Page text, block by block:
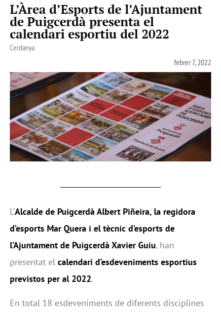
L’Àrea d’Esports de l’Ajuntament
de Puigcerdà presenta el
calendari esportiu del 2022
Cerdanya
febrer 7, 2022
L’Alcalde de Puigcerdà Albert Piñeira, la regidora
d’esports Mar Quera i el tècnic d’esports de
l’Ajuntament de Puigcerdà Xavier Guiu, han
presentat el calendari d’esdeveniments esportius
previstos per al 2022.
En total 18 esdeveniments de diferents disciplines